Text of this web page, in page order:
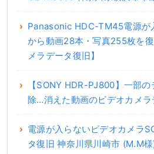
Panasonic HDC-TM45電源が
から動画28本・写真255枚を
メラデータ復旧】
【SONY HDR-PJ800】一部
除…消えた動画のビデオカメラ
電源が入らないビデオカメラ
タ復旧 神奈川県川崎市 (M.M様